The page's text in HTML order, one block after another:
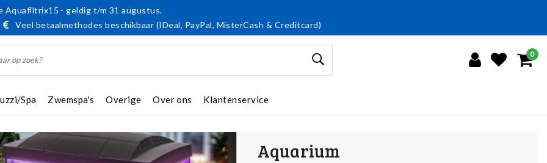
- geldig t/m 31 augustus.
Veel betaalmethodes beschikbaar (IDeal, PayPal, MisterCash & Creditcard)
0
Spa Zwemspa's Overige Over ons Klantenservice
Aquarium